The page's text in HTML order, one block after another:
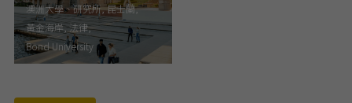
澳洲大學、研究所,昆士蘭,
黃金海岸, 法律,
Bond University